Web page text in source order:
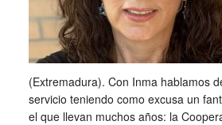
(Extremadura). Con Inma hablamos
servicio teniendo como excusa un
el que llevan muchos años: la